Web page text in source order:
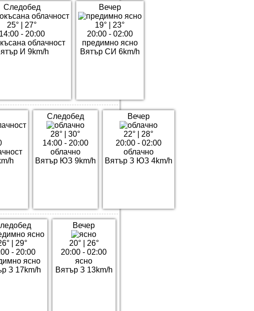
Следобед
25°
27°
14:00 - 20:00
облачност
И 9km/h
Вечер
19°
23°
20:00 - 02:00
предимно ясно
Вятър СИ 6km/h
h
Следобед
28°
30°
14:00 - 20:00
облачно
Вятър ЮЗ 9km/h
Вечер
22°
28°
20:00 - 02:00
облачно
Вятър З ЮЗ 4km/h
29°
- 20:00
ясно
З 17km/h
Вечер
20°| 26°
20:00 - 02:00
ясно
Вятър З 13km/h